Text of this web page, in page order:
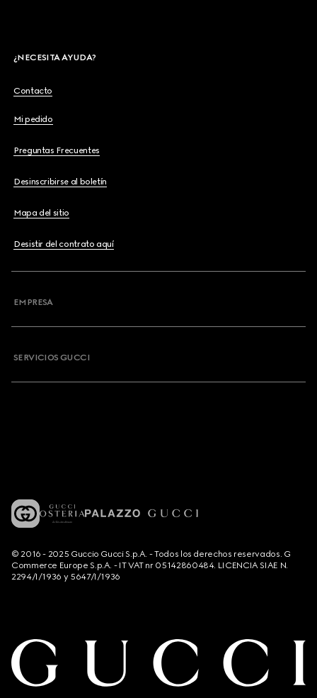
¿NECESITA AYUDA?
Contacto
Mi pedido
Preguntas Frecuentes
Desinscribirse al boletín
Mapa del sitio
Desistir del contrato aquí
EMPRESA
SERVICIOS GUCCI
© 2016 - 2025 Guccio Gucci S.p.A. - Todos los derechos reservados. G
Commerce Europe S.p.A. - IT VAT nr 05142860484. LICENCIA SIAE N.
2294/I/1936 y 5647/I/1936